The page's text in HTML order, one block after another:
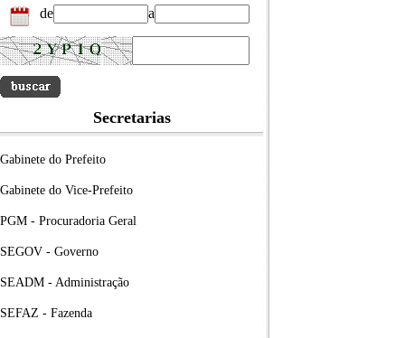
de a
Secretarias
Gabinete do Prefeito
Gabinete do Vice-Prefeito
PGM - Procuradoria Geral
SEGOV - Governo
SEADM - Administração
SEFAZ - Fazenda